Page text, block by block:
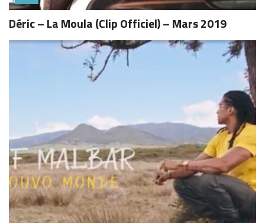
Déric – La Moula (Clip Officiel) – Mars 2019